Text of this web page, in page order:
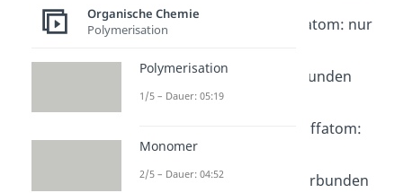
primäres
Kohlenstoffatom: nur
Kohlenstoffatom verbunden
(endständig)
Kohlenstoffatom:
mit zwei weiteren
Kohlenstoffatomen verbunden
Organische Chemie
Polymerisation
Polymerisation
1/5 – Dauer: 05:19
Monomer
2/5 – Dauer: 04:52